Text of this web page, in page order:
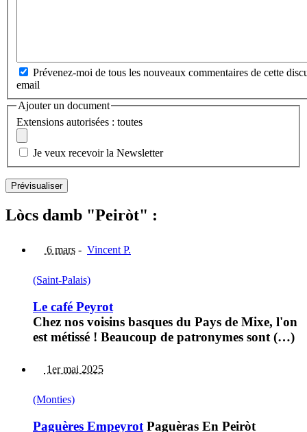
Prévenez-moi de tous les nouveaux commentaires de cette
email
Ajouter un document
Extensions autorisées : toutes
Je veux recevoir la Newsletter
Lòcs damb "Peiròt" :
6 mars - Vincent P.
(Saint-Palais)
Le café Peyrot
Chez nos voisins basques du Pays de Mixe, l'on
est métissé ! Beaucoup de patronymes sont (…)
1er mai 2025
(Monties)
Paguères Empeyrot Paguèras En Peiròt